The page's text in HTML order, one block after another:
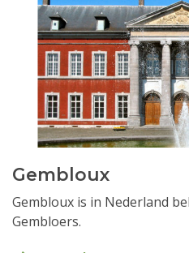
Gembloux
Gembloux is in Nederland
Gembloers.